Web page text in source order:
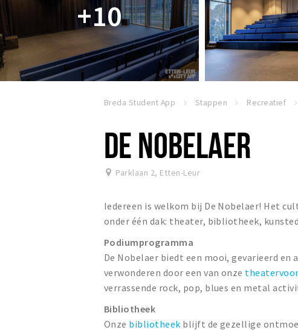
+10
Breda Student App Stappen Recreatief
DE NOBELAER
Parklaan 2, Etten-Leur
Iedereen is welkom bij De Nobelaer! Het
onder één dak: theater, bibliotheek,
Podiumprogramma
De Nobelaer biedt een mooi, gevarieerd en
verwonderen door een van onze
verrassende rock, pop, blues en metal
Bibliotheek
Onze bibliotheek blijft de gezellige